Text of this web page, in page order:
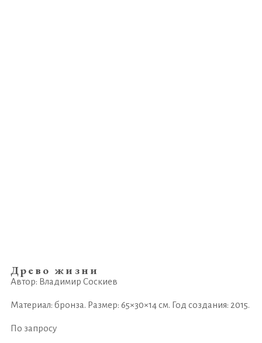
Древо жизни
Автор: Владимир Соскиев
Материал: бронза. Размер: 65×30×14 см. Год создания: 2015.
По запросу